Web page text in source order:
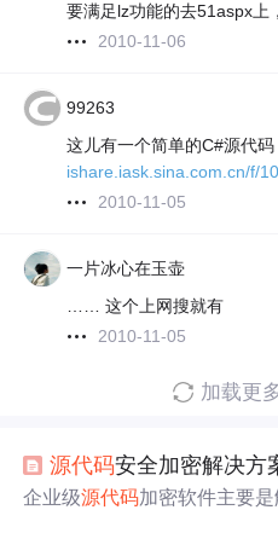
要满足lz功能的去51aspx上
2010-11-06
99263
这儿有一个简单的C#源代码
ishare.iask.sina.com.cn/f/
2010-11-05
一片冰心在玉壶
…… 这个上网搜就有
2010-11-05
加载更
源代码安全加密解决方
企业级源代码加密软件主要